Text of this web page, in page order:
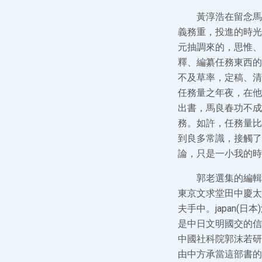
黃淳浩在留念
義務重，投進的時
元抽調來的，思惟
釋、編纂任務東西
不及草率，定稿、
任務量之年夜，在
出書，馬良春功不
務。如許，任務量
到良多常識，接觸
論，只是一小我的
郭老選集的編
東京文求堂田中慶
夫手中。japan(日
是中日文明國交的
中國社科院郭沫若
由中方承當這部書